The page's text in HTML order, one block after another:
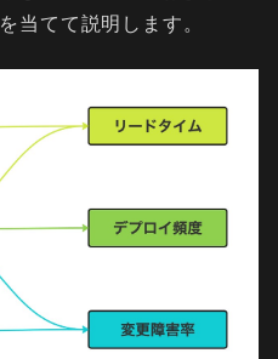
当てて説明します。